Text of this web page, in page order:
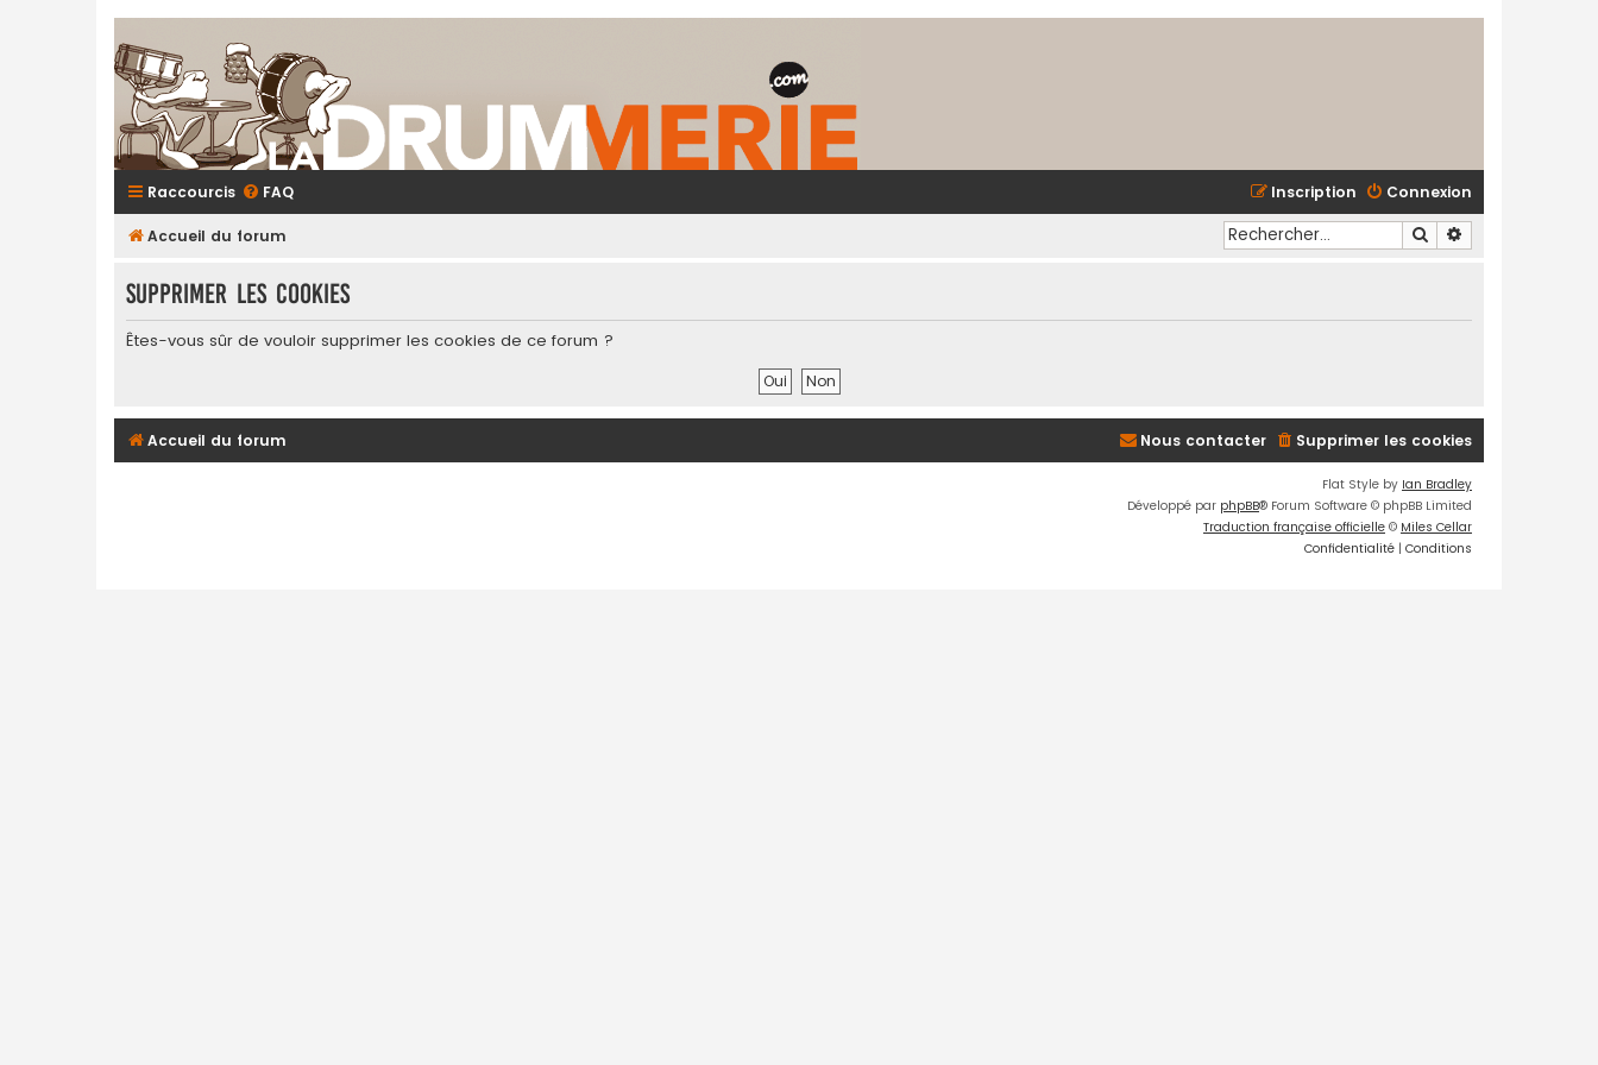
Raccourcis FAQ Connexion
Inscription
Accueil du forum Rechercher
Supprimer les cookies
Êtes-vous sûr de vouloir supprimer les cookies de ce forum ?
Accueil du forum Supprimer les cookies
Nous contacter
Flat Style by Ian Bradley
Développé par phpBB® Forum Software © phpBB Limited
Traduction française officielle © Miles Cellar
Confidentialité | Conditions